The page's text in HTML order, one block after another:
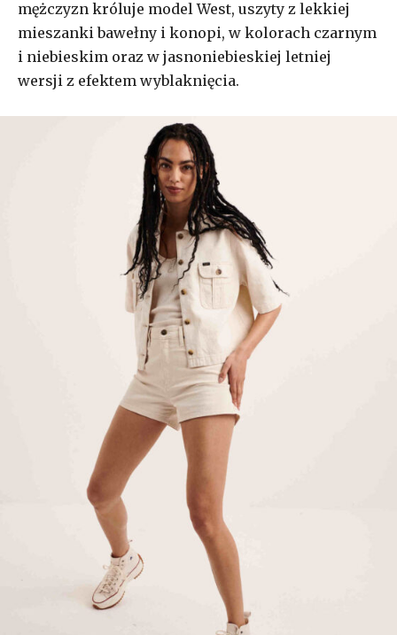
mężczyzn króluje model West, uszyty z lekkiej
mieszanki bawełny i konopi, w kolorach czarnym
i niebieskim oraz w jasnoniebieskiej letniej
wersji z efektem wyblaknięcia.